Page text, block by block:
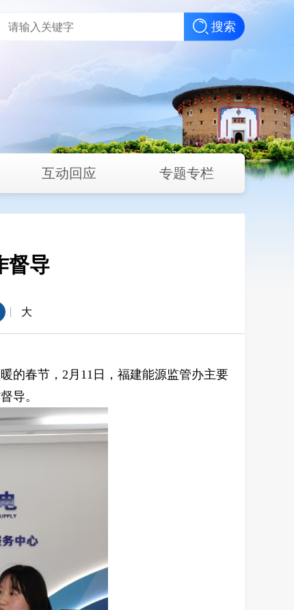
搜索
互动回应 专题专栏
督导
| 大
的春节，2月11日，福建能源监管办主要
导。